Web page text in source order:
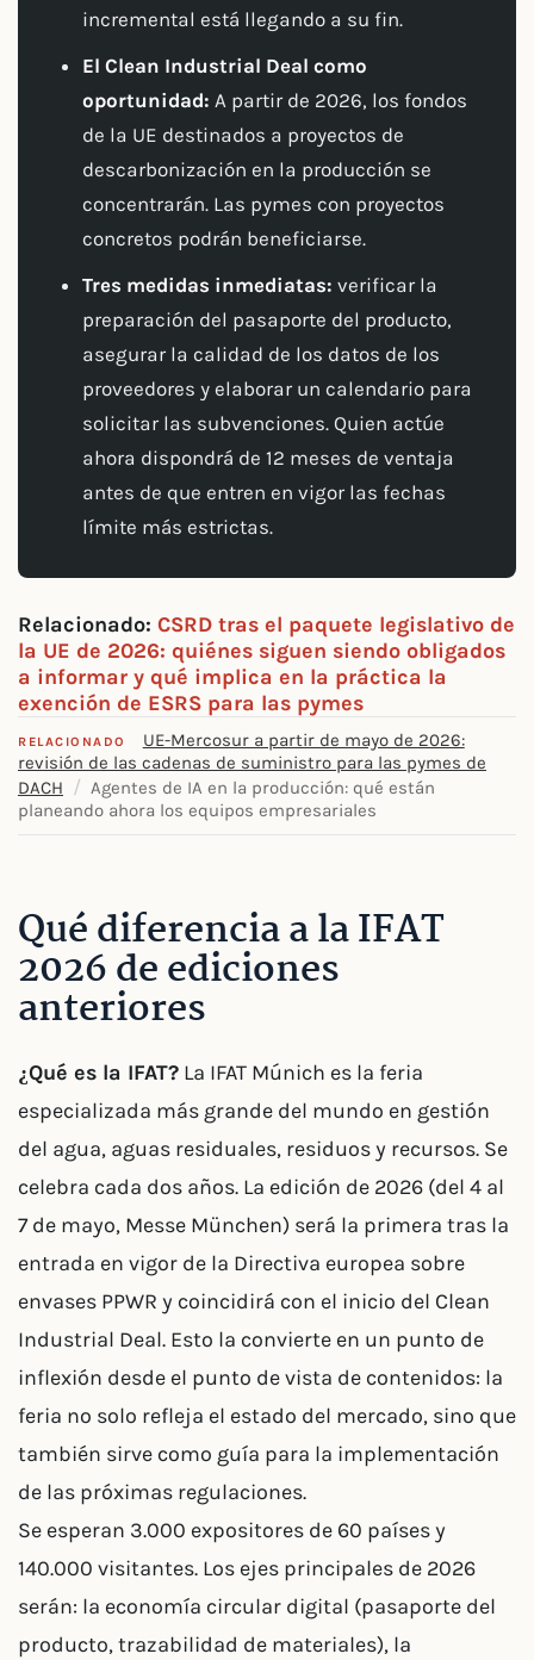
incremental está llegando a su fin.
El Clean Industrial Deal como
oportunidad: A partir de 2026, los fondos
de la UE destinados a proyectos de
descarbonización en la producción se
concentrarán. Las pymes con proyectos
concretos podrán beneficiarse.
Tres medidas inmediatas: verificar la
preparación del pasaporte del producto,
asegurar la calidad de los datos de los
proveedores y elaborar un calendario para
solicitar las subvenciones. Quien actúe
ahora dispondrá de 12 meses de ventaja
antes de que entren en vigor las fechas
límite más estrictas.
Relacionado: CSRD tras el paquete legislativo de
la UE de 2026: quiénes siguen siendo obligados
a informar y qué implica en la práctica la
exención de ESRS para las pymes
RELACIONADO
UE-Mercosur a partir de mayo de 2026:
revisión de las cadenas de suministro para las pymes de
DACH
/ Agentes de IA en la producción: qué están
planeando ahora los equipos empresariales
Qué diferencia a la IFAT
2026 de ediciones
anteriores
¿Qué es la IFAT? La IFAT Múnich es la feria
especializada más grande del mundo en gestión
del agua, aguas residuales, residuos y recursos. Se
celebra cada dos años. La edición de 2026 (del 4 al
7 de mayo, Messe München) será la primera tras la
entrada en vigor de la Directiva europea sobre
envases PPWR y coincidirá con el inicio del Clean
Industrial Deal. Esto la convierte en un punto de
inflexión desde el punto de vista de contenidos: la
feria no solo refleja el estado del mercado, sino que
también sirve como guía para la implementación
de las próximas regulaciones.
Se esperan 3.000 expositores de 60 países y
140.000 visitantes. Los ejes principales de 2026
serán: la economía circular digital (pasaporte del
producto, trazabilidad de materiales), la